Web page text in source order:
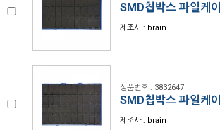
SMD칩박스 파일케
제조사 : brain
상품번호 : 3832647
SMD칩박스 파일케
제조사 : brain